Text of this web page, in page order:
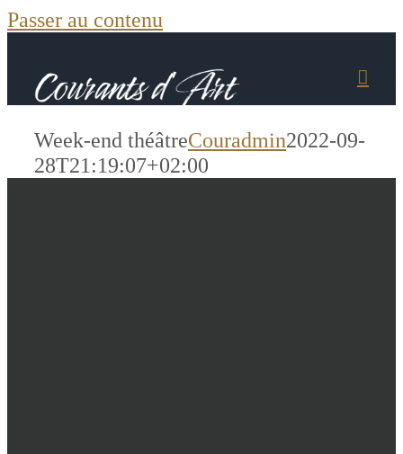
Passer au contenu
Week-end théâtreCouradmin2022-09-
28T21:19:07+02:00